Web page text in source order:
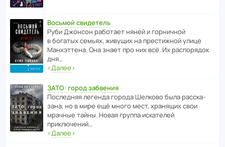
Восьмой свидетель
Руби Джонсон рабо­тает няней и горни­чной
в богатых семьях, живущих на прес­ти­жной улице
Манх­эт­тена. Она знает про них всё. Их распо­рядок
дня…
‹Далее›
ЗАТО: город забвения
После­дняя легенда города Шелково была расска­
зана, но в мире ещё много мест, хранящих свои
мрачные тайны. Новая группа иска­телей
приключений…
‹Далее›